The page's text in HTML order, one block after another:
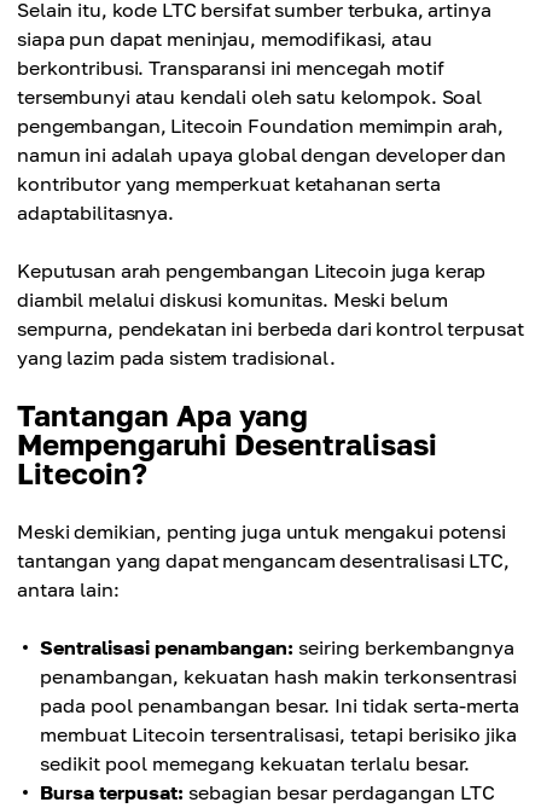
Selain itu, kode LTC bersifat sumber terbuka, artinya
siapa pun dapat meninjau, memodifikasi, atau
berkontribusi. Transparansi ini mencegah motif
tersembunyi atau kendali oleh satu kelompok. Soal
pengembangan, Litecoin Foundation memimpin arah,
namun ini adalah upaya global dengan developer dan
kontributor yang memperkuat ketahanan serta
adaptabilitasnya.
Keputusan arah pengembangan Litecoin juga kerap
diambil melalui diskusi komunitas. Meski belum
sempurna, pendekatan ini berbeda dari kontrol terpusat
yang lazim pada sistem tradisional.
Tantangan Apa yang
Mempengaruhi Desentralisasi
Litecoin?
Meski demikian, penting juga untuk mengakui potensi
tantangan yang dapat mengancam desentralisasi LTC,
antara lain:
Sentralisasi penambangan: seiring berkembangnya
penambangan, kekuatan hash makin terkonsentrasi
pada pool penambangan besar. Ini tidak serta-merta
membuat Litecoin tersentralisasi, tetapi berisiko jika
sedikit pool memegang kekuatan terlalu besar.
Bursa terpusat: sebagian besar perdagangan LTC